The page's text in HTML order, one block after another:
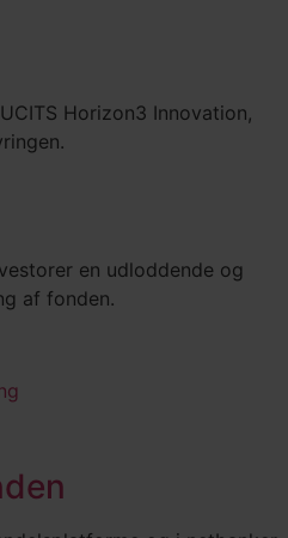
Horizon3 Innovation,
en udloddende og
af fonden.